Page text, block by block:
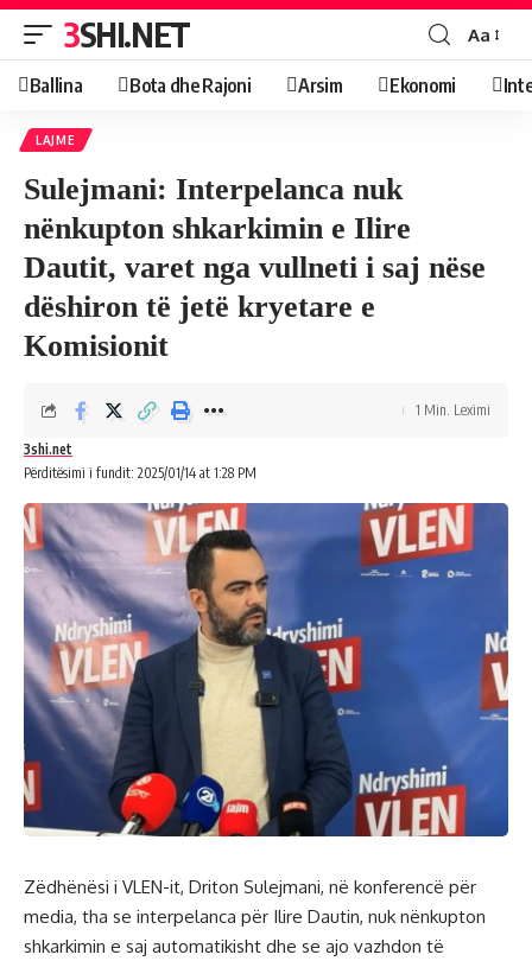
3SHI.NET Aa
Ballina Bota dhe Rajoni Arsim Ekonomi
LAJME
Sulejmani: Interpelanca nuk
nënkupton shkarkimin e Ilire
Dautit, varet nga vullneti i saj nëse
dëshiron të jetë kryetare e
Komisionit
Përditësimi i fundit: 2025/01/14 at 1:28 PM
3shi.net
1 Min. Leximi
Zëdhënësi i VLEN-it, Driton Sulejmani, në konferencë për
media, tha se interpelanca për Ilire Dautin, nuk nënkupton
shkarkimin e saj automatikisht dhe se ajo vazhdon të